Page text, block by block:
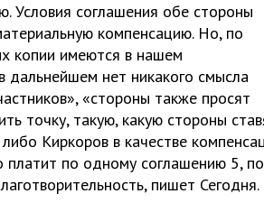
Условия соглашения обе стороны
компенсацию. Но, по
копии имеются в нашем
дальнейшем нет никакого смысла
«стороны также просят
точку, такую, какую стороны
Киркоров в качестве
платит по одному соглашению 5, по
пишет Сегодня.